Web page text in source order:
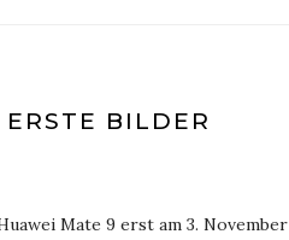
BILDER
Mate 9 erst am 3. November